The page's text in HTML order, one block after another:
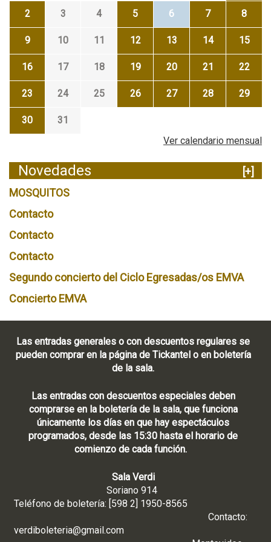
2 3 4 5 6 7 8
9 10 11 12 13 14 15
16 17 18 19 20 21 22
23 24 25 26 27 28 29
30
31
Ver calendario mensual
Novedades
[+]
MOSQUITOS
Contacto
Contacto
Contacto
Segundo concierto del Ciclo Egresadas/os EMVA
Concierto EMVA
Las entradas generales o con descuentos regulares se
pueden comprar en la página de Tickantel o en boletería
de la sala.
Las entradas con descuentos especiales deben
comprarse en la boletería de la sala, que funciona
únicamente los días en que hay espectáculos
programados, desde las 15:30 hasta el horario de
comienzo de cada función.
Sala Verdi
Soriano 914
Teléfono de boletería: [598 2] 1950-8565
Contacto:
verdiboleteria@gmail.com